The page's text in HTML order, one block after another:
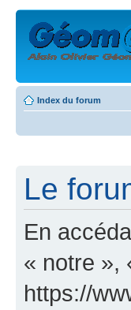
Index du forum
Le
En
« notre »,
https://